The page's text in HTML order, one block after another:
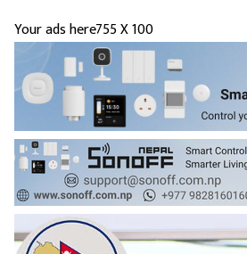
Your ads here755 X 100